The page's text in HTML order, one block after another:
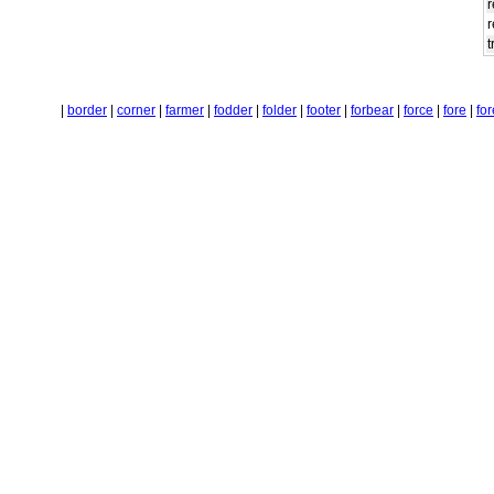
border corner farmer fodder folder footer forbear force fore